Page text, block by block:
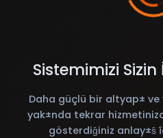
Sistemimizi
Daha güçlü bir altyap±
yak±nda tekrar
gösterdiĝiniz anlay±ŝ